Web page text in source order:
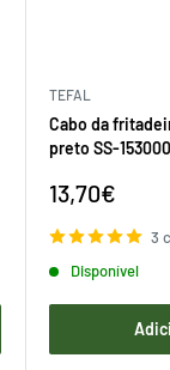
TEFAL
Cabo da
preto SS-
Preço
venda
13,70€
3
Disponível